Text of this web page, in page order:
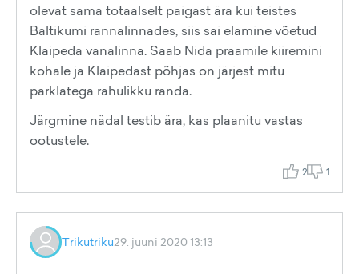
olevat sama totaalselt paigast ära kui teistes
Baltikumi rannalinnades, siis sai elamine võetud
Klaipeda vanalinna. Saab Nida praamile kiiremini
kohale ja Klaipedast põhjas on järjest mitu
parklatega rahulikku randa.
Järgmine nädal testib ära, kas plaanitu vastas
ootustele.
2 1
Trikutriku29. juuni 2020 13:13